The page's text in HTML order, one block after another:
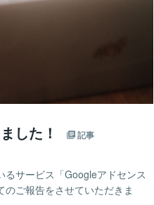
した！ 記事
サービス「Googleアドセンス
ご報告をさせていただきま